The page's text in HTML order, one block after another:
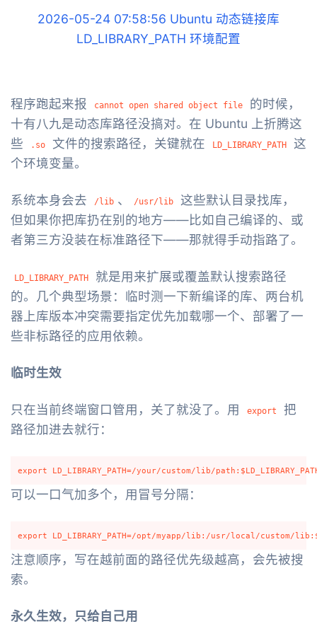
2026-05-24 07:58:56 Ubuntu 动态链接库
LD_LIBRARY_PATH 环境配置
程序跑起来报 cannot open shared object file
的时候，
十有八九是动态库路径没搞对。在 Ubuntu 上折腾这
些
.so 文件的搜索路径，关键就在 LD_LIBRARY_PATH
这
个环境变量。
系统本身会去 /lib 、 /usr/lib
这些默认目录找库，
但如果你把库扔在别的地方——比如自己编译的、或
者第三方没装在标准路径下——那就得手动指路了。
LD_LIBRARY_PATH
就是用来扩展或覆盖默认搜索路径
的。几个典型场景：临时测一下新编译的库、两台机
器上库版本冲突需要指定优先加载哪一个、部署了一
些非标路径的应用依赖。
临时生效
只在当前终端窗口管用，关了就没了。用 export
把
路径加进去就行：
可以一口气加多个，用冒号分隔：
注意顺序，写在越前面的路径优先级越高，会先被搜
索。
永久生效，只给自己用